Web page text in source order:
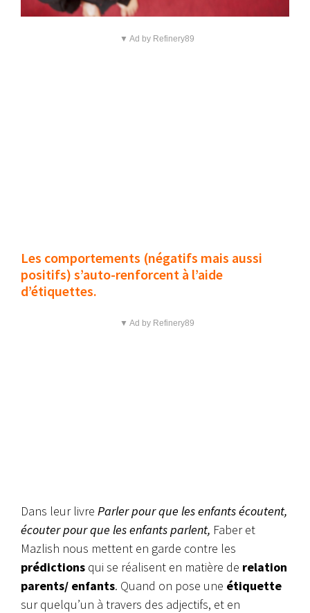
▼ Ad by Refinery89
Les comportements (négatifs mais aussi
positifs) s’auto-renforcent à l’aide
d’étiquettes.
▼ Ad by Refinery89
Dans leur livre Parler pour que les enfants écoutent,
écouter pour que les enfants parlent, Faber et
Mazlish nous mettent en garde contre les
prédictions qui se réalisent en matière de relation
parents/ enfants. Quand on pose une étiquette
sur quelqu’un à travers des adjectifs, et en